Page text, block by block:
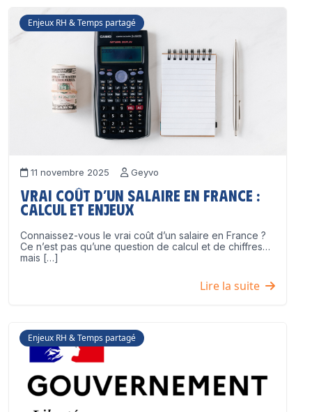
Enjeux RH & Temps partagé
11 novembre 2025 Geyvo
Vrai coût d’un salaire en France :
calcul et enjeux
Connaissez-vous le vrai coût d’un salaire en France ?
Ce n’est pas qu’une question de calcul et de chiffres…
mais […]
Lire la suite
Enjeux RH & Temps partagé